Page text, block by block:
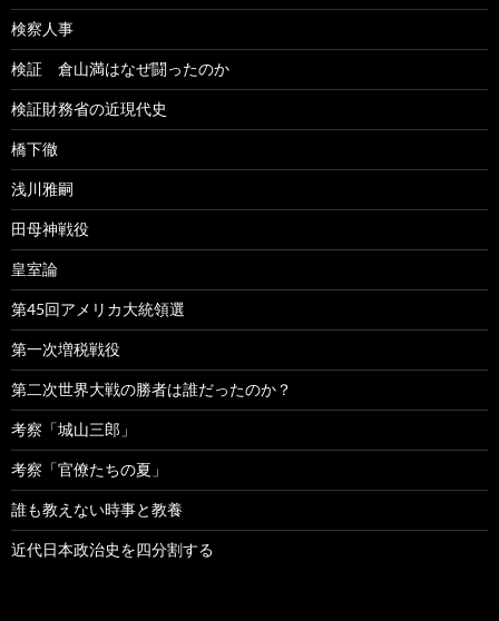
検察人事
検証 倉山満はなぜ闘ったのか
検証財務省の近現代史
橋下徹
浅川雅嗣
田母神戦役
皇室論
第45回アメリカ大統領選
第一次増税戦役
第二次世界大戦の勝者は誰だったのか？
考察「城山三郎」
考察「官僚たちの夏」
誰も教えない時事と教養
近代日本政治史を四分割する